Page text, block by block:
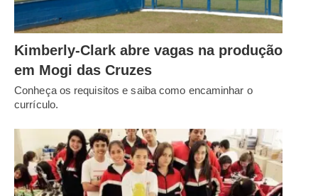
Kimberly-Clark abre vagas na produção
em Mogi das Cruzes
Conheça os requisitos e saiba como encaminhar o
currículo.